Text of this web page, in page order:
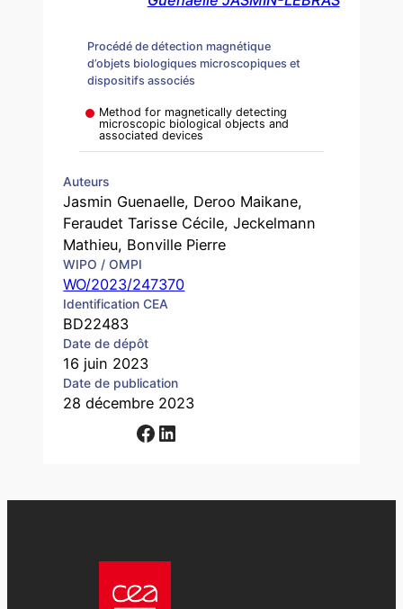
Procédé de détection magnétique
d’objets biologiques microscopiques et
dispositifs associés
Method for magnetically detecting
microscopic biological objects and
associated devices
Auteurs
Jasmin Guenaelle, Deroo Maikane,
Feraudet Tarisse Cécile, Jeckelmann
Mathieu, Bonville Pierre
WIPO / OMPI
WO/2023/247370
Identification CEA
BD22483
Date de dépôt
16 juin 2023
Date de publication
28 décembre 2023
Facebook LinkedIn